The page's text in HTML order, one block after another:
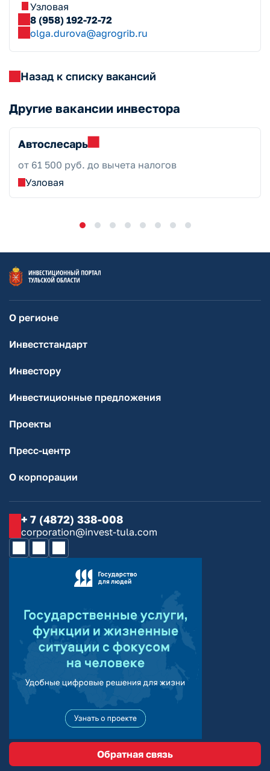
Узловая
8 (958) 192-72-72
olga.durova@agrogrib.ru
Назад к списку вакансий
Другие вакансии инвестора
Автослесарь
от 61 500 руб. до вычета налогов
Узловая
О регионе
Инвестстандарт
Инвестору
Инвестиционные предложения
Проекты
Пресс-центр
О корпорации
+ 7 (4872) 338-008
corporation@invest-tula.com
Обратная связь